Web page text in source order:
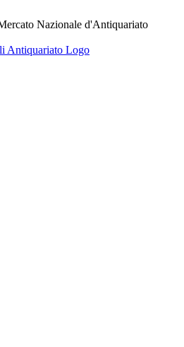
Nazionale d'Antiquariato